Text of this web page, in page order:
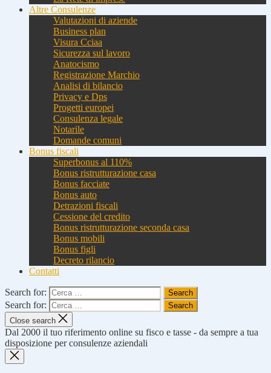
Altre Consulenze
Valutazioni di aziende
Business plan
Visura Cciaa
Sicurezza sul lavoro
Anatocismo
Registrazione Marchio
Analisi di bilancio
Privacy e Dps
Progetti europei
Consulenza legale
Notarile
Domande comuni
Bonus fiscali
Superbonus al 110%
Bonus ristrutturazione casa
Bonus facciate
Bonus auto
Detrazioni fiscali
Cessione del credito
Bonus ristrutturazione seconda casa
Bonus mobili
Bonus figli
Decreto rilancio
Contatti
Search for:
Search for:
Close search
Dal 2000 il tuo riferimento online su fisco e tasse - da sempre a tua
disposizione per consulenze aziendali